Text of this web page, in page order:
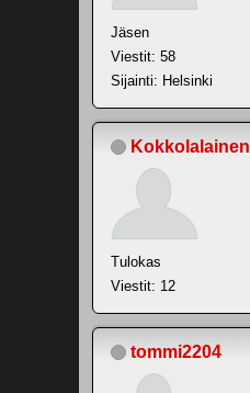
Jäsen
Viestit: 58
Sijainti: Helsinki
Kokkolalainen
Tulokas
Viestit: 12
tommi2204